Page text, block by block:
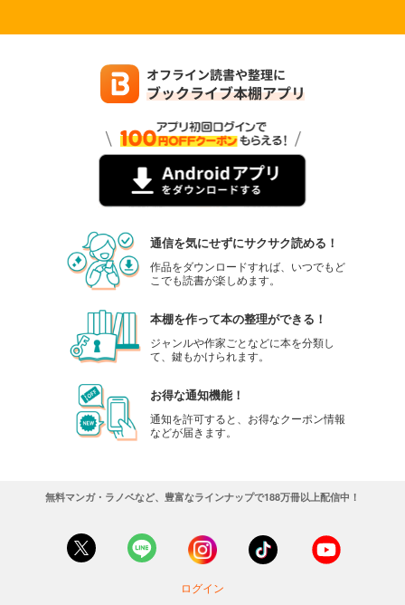
通信を気にせずにサクサク読める！
作品をダウンロードすれば、いつでもど
こでも読書が楽しめます。
本棚を作って本の整理ができる！
ジャンルや作家ごとなどに本を分類し
て、鍵もかけられます。
お得な通知機能！
通知を許可すると、お得なクーポン情報
などが届きます。
無料マンガ・ラノベなど、豊富なラインナップで188万冊以上配信中！
ログイン